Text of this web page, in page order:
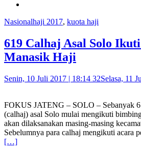
Nasionalhaji 2017, kuota haji
619 Calhaj Asal Solo
Manasik Haji
Senin, 10 Juli 2017 | 18:14 32Selasa, 11
FOKUS JATENG – SOLO – Sebanyak
(calhaj) asal Solo mulai mengikuti
akan dilaksanakan masing-masing
Sebelumnya para calhaj mengikuti acara
[…]